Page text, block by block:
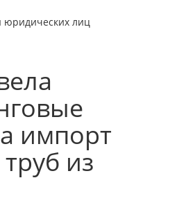
лиц
импорт
из